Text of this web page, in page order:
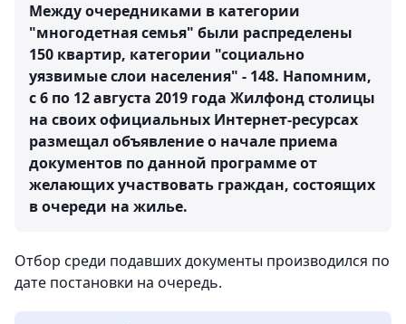
Между очередниками в категории
"многодетная семья" были распределены
150 квартир, категории "социально
уязвимые слои населения" - 148. Напомним,
с 6 по 12 августа 2019 года Жилфонд столицы
на своих официальных Интернет-ресурсах
размещал объявление о начале приема
документов по данной программе от
желающих участвовать граждан, состоящих
в очереди на жилье.
Отбор среди подавших документы производился по
дате постановки на очередь.